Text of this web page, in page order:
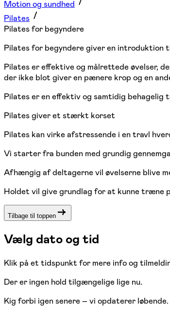
Motion og sundhed
Pilates
Pilates for begyndere
Pilates for begyndere giver en
Pilates er effektive og målrettede øvelser,
der ikke blot giver en pænere krop og en
Pilates er en effektiv og samtidig behagelig
Pilates giver et stærkt korset
Pilates kan virke afstressende i en travl
Vi starter fra bunden med grundig
Afhængig af deltagerne vil øvelserne blive
Holdet vil give grundlag for at kunne træne
Tilbage til toppen
Vælg dato og tid
Klik på et tidspunkt for mere info og
Der er ingen hold tilgængelige lige nu.
Kig forbi igen senere – vi opdaterer løbende.